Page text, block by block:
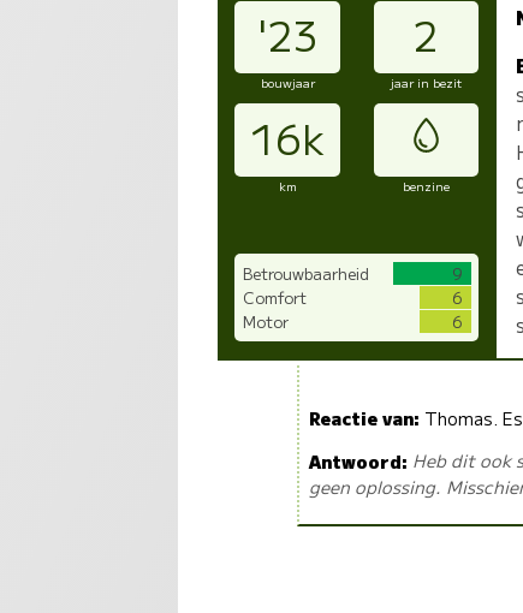
'23 2
bouwjaar jaar in bezit
16k
km benzine
Betrouwbaarheid
9
Comfort
6
Motor
6
Reactie van: Thomas.
Antwoord: Heb dit ook
geen oplossing.